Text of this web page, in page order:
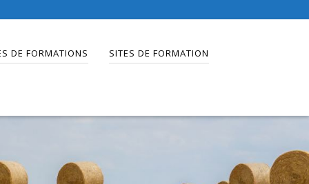
DE FORMATIONS SITES DE FORMATION